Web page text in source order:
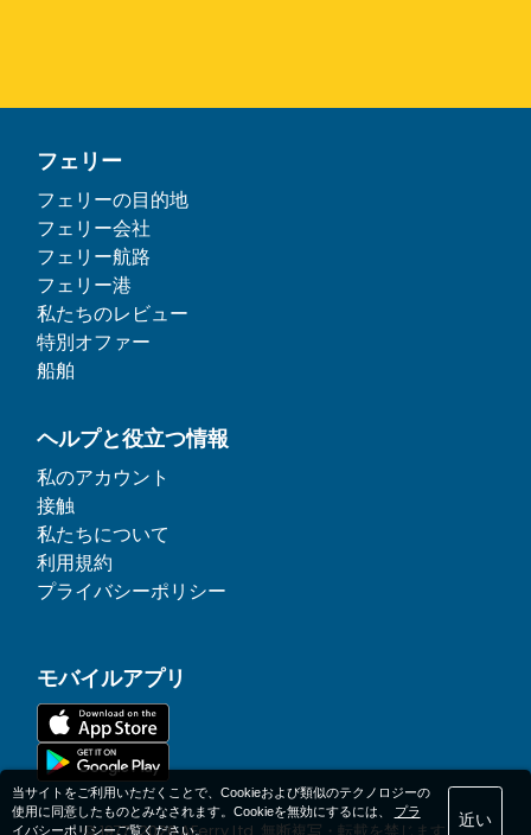
フェリー
フェリーの目的地
フェリー会社
フェリー航路
フェリー港
私たちのレビュー
特別オファー
船舶
ヘルプと役立つ情報
私のアカウント
接触
私たちについて
利用規約
プライバシーポリシー
モバイルアプリ
© 1977-2026AFerry Ltd. 無断複写・転載を禁じます.
当サイトをご利用いただくことで、Cookieおよび類似のテクノロジーの
使用に同意したものとみなされます。Cookieを無効にするには、
プラ
イバシーポリシーご覧ください。
近い